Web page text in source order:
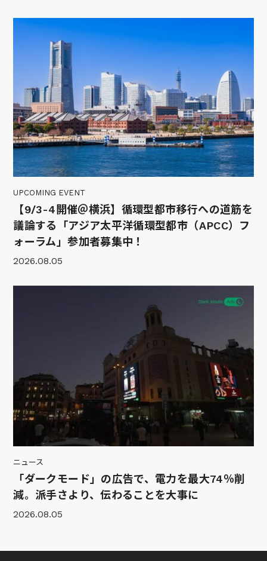
UPCOMING EVENT
【9/3-4開催＠横浜】循環型都市移行への道筋を
議論する「アジア太平洋循環型都市（APCC）フ
ォーラム」参加者募集中！
2026.08.05
ニュース
「ダークモード」の広告で、電力を最大74％削
減。派手さより、伝わることを大事に
2026.08.05